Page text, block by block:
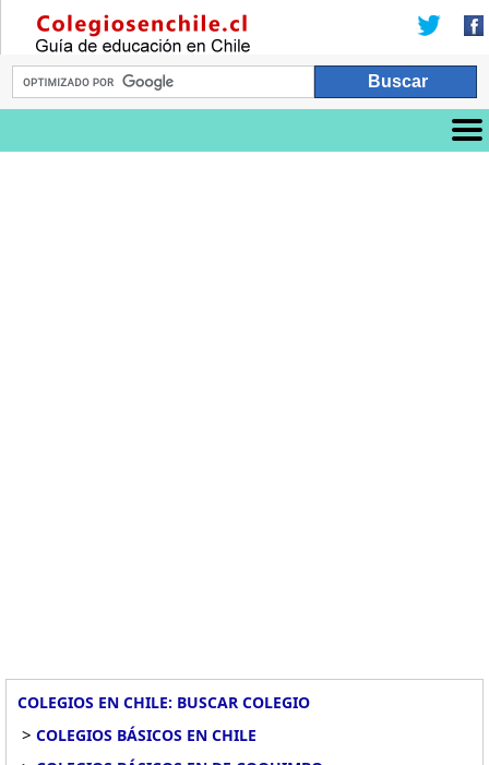
COLEGIOS EN CHILE: BUSCAR COLEGIO
> COLEGIOS BÁSICOS EN CHILE